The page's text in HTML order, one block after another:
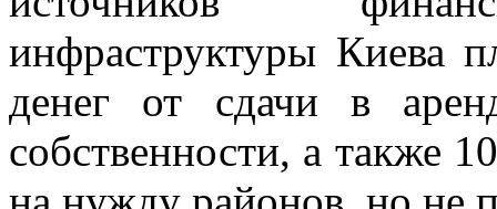
инфраструктуры Киева
денег от сдачи в
собственности, а также